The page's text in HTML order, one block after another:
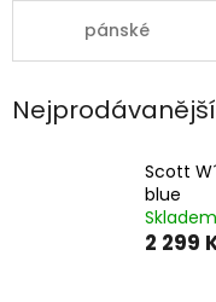
pánské
Nejprodávanější
Scott
blue
Skladem
2 299